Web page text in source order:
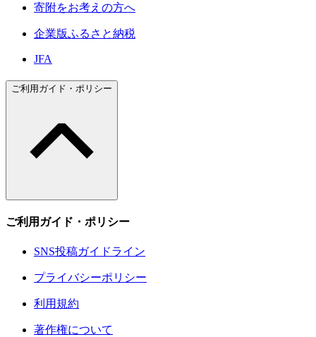
寄附をお考えの方へ
企業版ふるさと納税
JFA
ご利用ガイド・ポリシー
ご利用ガイド・ポリシー
SNS投稿ガイドライン
プライバシーポリシー
利用規約
著作権について